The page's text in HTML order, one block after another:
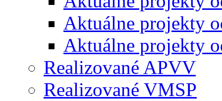
Aktuálne projekty
Aktuálne projekty
Realizované APVV
Realizované VMSP